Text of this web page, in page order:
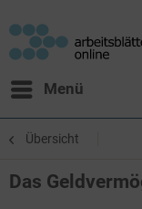
Menü
Übersicht
Das